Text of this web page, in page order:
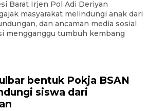
Barat Irjen Pol Adi Deriyan
masyarakat melindungi anak dari
dan ancaman media sosial
mengganggu tumbuh kembang
bentuk Pokja BSAN
siswa dari